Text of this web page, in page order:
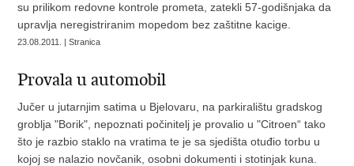
su prilikom redovne kontrole prometa, zatekli 57-godišnjaka da
upravlja neregistriranim mopedom bez zaštitne kacige.
23.08.2011. | Stranica
Provala u automobil
Jučer u jutarnjim satima u Bjelovaru, na parkiralištu gradskog
groblja "Borik", nepoznati počinitelj je provalio u "Citroen“ tako
što je razbio staklo na vratima te je sa sjedišta otuđio torbu u
kojoj se nalazio novčanik, osobni dokumenti i stotinjak kuna.